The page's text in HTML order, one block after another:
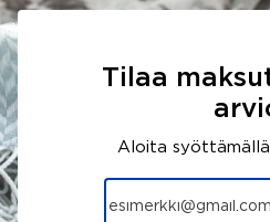
Tilaa
Aloita syöttämällä